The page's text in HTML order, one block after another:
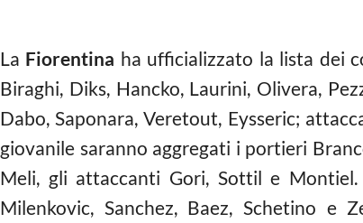
La Fiorentina ha ufficializzato la lista dei
Biraghi, Diks, Hancko, Laurini, Olivera,
Dabo, Saponara, Veretout, Eysseric;
giovanile saranno aggregati i portieri
Meli, gli attaccanti Gori, Sottil e Montiel.
Milenkovic, Sanchez, Baez, Schetino e